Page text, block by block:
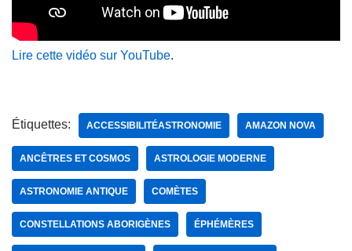
Lire cette vidéo sur YouTube.
Étiquettes: ACCESSIBILITÉASTRONOMIE AMAZON NOVA
ANCÊTRES ET COSMOS ASTROLOGIE MODERNE
ASTRONOMIE ANTIQUE COMÈTES
CONSTELLATIONS ABORIGÈNES ÉPHÉMÈRES